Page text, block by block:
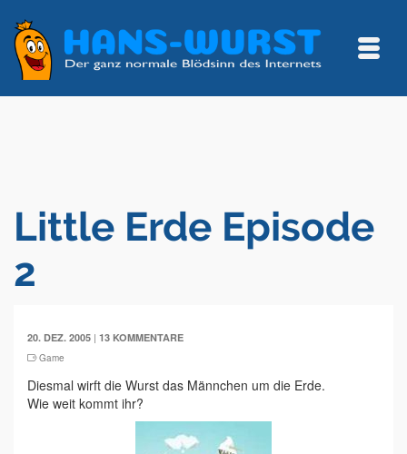
Little Erde Episode
2
20. DEZ. 2005 | 13 KOMMENTARE
Game
Diesmal wirft die Wurst das Männchen um die Erde.
Wie weit kommt ihr?